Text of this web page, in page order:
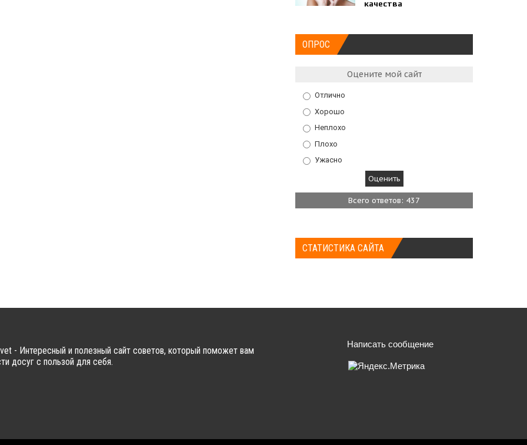
качества
ОПРОС
Оцените мой сайт
Отлично
Хорошо
Неплохо
Плохо
Ужасно
Всего ответов: 437
СТАТИСТИКА САЙТА
- Интересный и полезный сайт советов, который поможет вам
досуг с пользой для себя.
Написать сообщение